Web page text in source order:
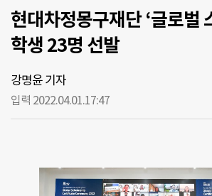
현대차정몽구재단 ‘글로벌
학생 23명 선발
강명윤 기자
입력 2022.04.01.17:47